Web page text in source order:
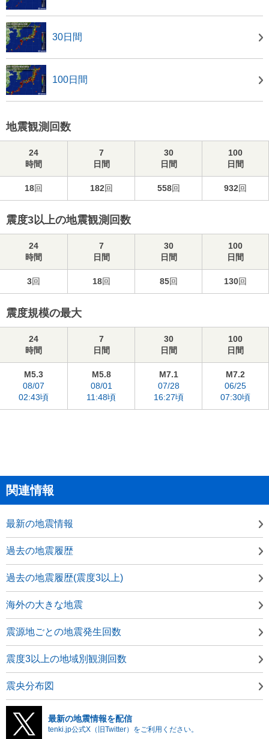
30日間
100日間
地震観測回数
24
時間
7
日間
30
日間
100
日間
18回 182回 558回 932回
震度3以上の地震観測回数
24
時間
7
日間
30
日間
100
日間
3回 18回 85回 130回
震度規模の最大
24
時間
7
日間
30
日間
100
日間
M5.3
08/07
02:43頃
M5.8
08/01
11:48頃
M7.1
07/28
16:27頃
M7.2
06/25
07:30頃
関連情報
最新の地震情報
過去の地震履歴
過去の地震履歴(震度3以上)
海外の大きな地震
震源地ごとの地震発生回数
震度3以上の地域別観測回数
震央分布図
最新の地震情報を配信
tenki.jp公式X（旧Twitter）をご利用ください。